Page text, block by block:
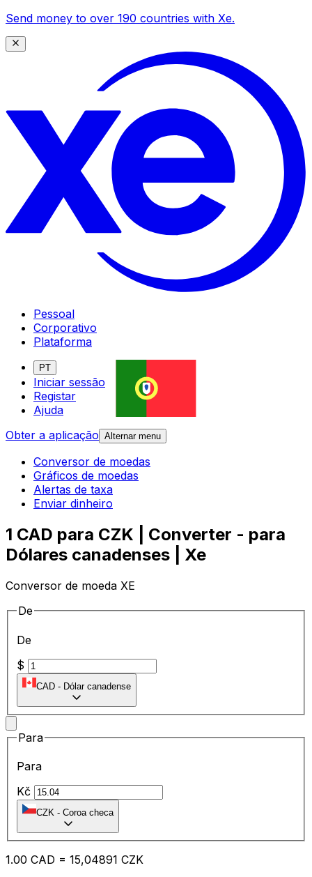
Send money to over 190 countries with Xe.
Pessoal
Corporativo
Plataforma
PT
Iniciar sessão
Registar
Ajuda
Obter a aplicação Alternar menu
Conversor de moedas
Gráficos de moedas
Alertas de taxa
Enviar dinheiro
1 CAD para CZK | Converter - para
Dólares canadenses | Xe
Conversor de moeda XE
De
De
$
CAD - Dólar canadense
Para
Para
Kč
CZK - Coroa checa
1.00 CAD = 15,04891 CZK